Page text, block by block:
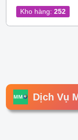
Kho hàng: 252
Dịch Vụ